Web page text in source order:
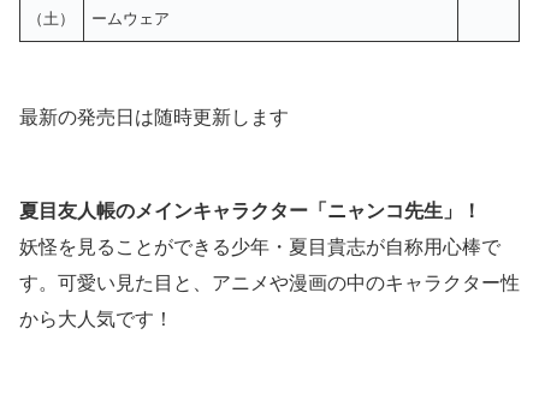
（土）
ームウェア
最新の発売日は随時更新します
夏目友人帳のメインキャラクター「ニャンコ先生」！
妖怪を見ることができる少年・夏目貴志が自称用心棒で
す。可愛い見た目と、アニメや漫画の中のキャラクター性
から大人気です！